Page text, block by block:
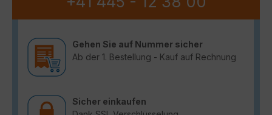
Gehen Sie auf Nummer sicher
Ab der 1. Bestellung - Kauf auf Rechnung
Sicher einkaufen